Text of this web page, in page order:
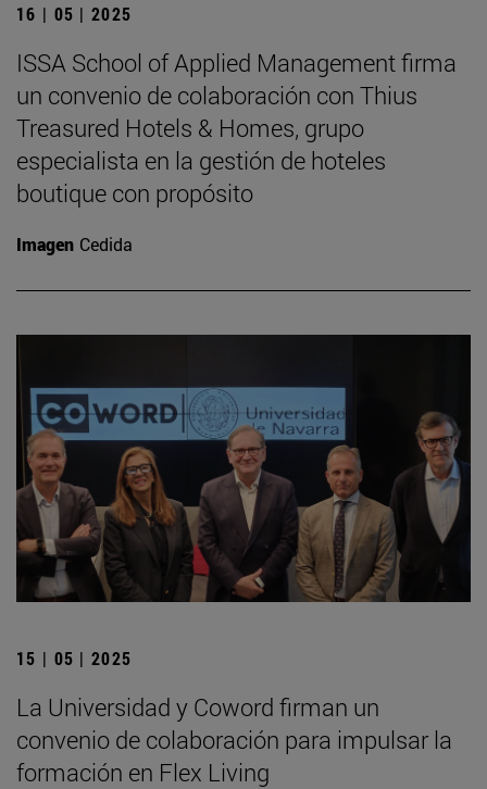
16 | 05 | 2025
ISSA School of Applied Management firma
un convenio de colaboración con Thius
Treasured Hotels & Homes, grupo
especialista en la gestión de hoteles
boutique con propósito
Imagen Cedida
15 | 05 | 2025
La Universidad y Coword firman un
convenio de colaboración para impulsar la
formación en Flex Living